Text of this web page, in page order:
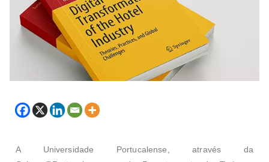
A Universidade Portucalense, através da